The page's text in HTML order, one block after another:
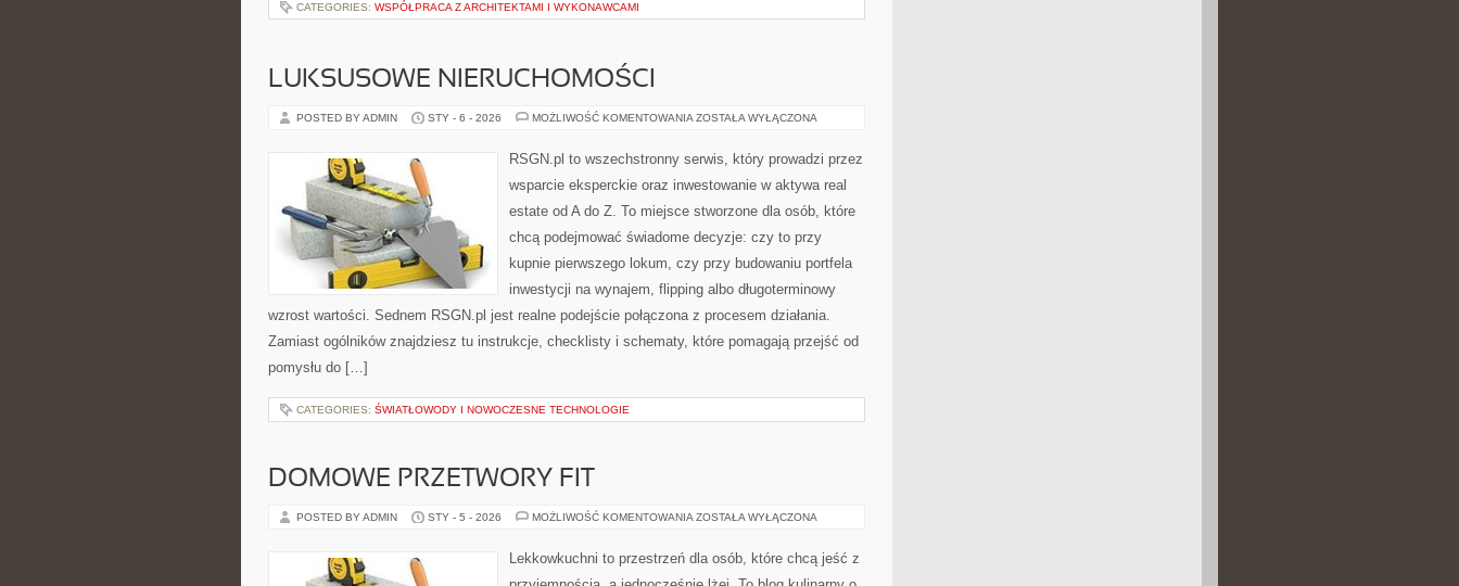
CATEGORIES: WSPÓŁPRACA Z ARCHITEKTAMI I WYKONAWCAMI
LUKSUSOWE NIERUCHOMOŚCI
POSTED BY ADMIN STY - 6 - 2026 MOŻLIWOŚĆ KOMENTOWANIA LUKSUSOWE
ZOSTAŁA WYŁĄCZONA
RSGN.pl to wszechstronny serwis, który prowadzi przez
wsparcie eksperckie oraz inwestowanie w aktywa real
estate od A do Z. To miejsce stworzone dla osób, które
chcą podejmować świadome decyzje: czy to przy
kupnie pierwszego lokum, czy przy budowaniu portfela
inwestycji na wynajem, flipping albo długoterminowy
wzrost wartości. Sednem RSGN.pl jest realne podejście połączona z procesem działania.
Zamiast ogólników znajdziesz tu instrukcje, checklisty i schematy, które pomagają przejść od
pomysłu do […]
CATEGORIES: ŚWIATŁOWODY I NOWOCZESNE TECHNOLOGIE
DOMOWE PRZETWORY FIT
POSTED BY ADMIN STY - 5 - 2026 MOŻLIWOŚĆ KOMENTOWANIA DOMOWE
ZOSTAŁA WYŁĄCZONA
Lekkowkuchni to przestrzeń dla osób, które chcą jeść z